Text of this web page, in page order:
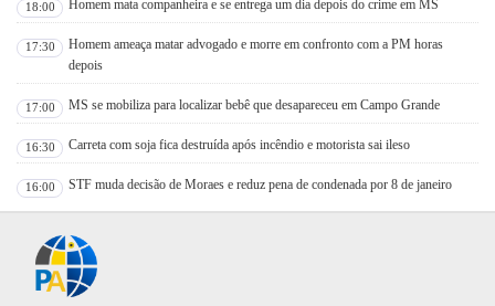
18:00 Homem mata companheira e se entrega um dia depois do crime em MS
17:30
Homem ameaça matar advogado e morre em confronto com a PM horas
depois
17:00 MS se mobiliza para localizar bebê que desapareceu em Campo Grande
16:30 Carreta com soja fica destruída após incêndio e motorista sai ileso
16:00 STF muda decisão de Moraes e reduz pena de condenada por 8 de janeiro